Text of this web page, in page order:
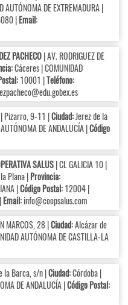
AUTÓNOMA DE EXTREMADURA |
|Email:
PACHECO| AV. RODRIGUEZ DE
Cáceres | COMUNIDAD
10001 |Teléfono:
| Pizarro, 9-11 |Ciudad:Jerez de la
DE ANDALUCÍA |Código
SALUS| CL GALICIA 10 |
Plana |Provincia:
|Código Postal:12004 |
Email:info@coopsalus.com
MARCOS, 28 |Ciudad:Alcázar de
AUTÓNOMA DE CASTILLA-LA
la Barca, s/n |Ciudad:Córdoba |
DE ANDALUCÍA |Código Postal: